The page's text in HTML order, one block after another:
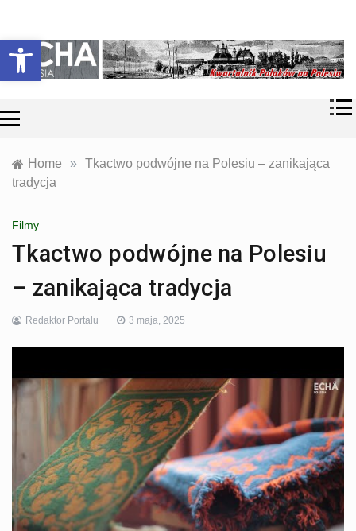
Otwórz pasek narzędzi
content
Echa
Polesia
współczesność
Polaków na
Polesiu.
Home » Tkactwo podwójne na Polesiu – zanikająca
tradycja
Filmy
Tkactwo podwójne na Polesiu
– zanikająca tradycja
Redaktor Portalu 3 maja, 2025